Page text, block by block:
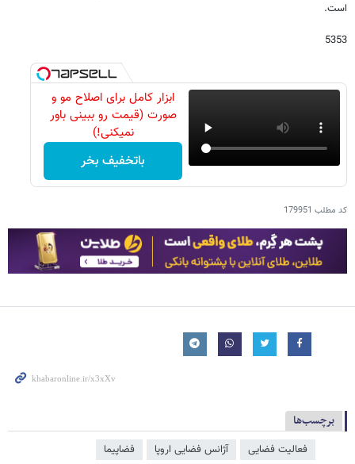
است.
5353
ابزار کامل برای اصلاح مو و
صورت (قیمت رو ببینی باور
نمیکنی!)
باتخفیف بخر
کد مطلب 179951
برچسب‌ها
فعالیت فضایی آژانس فضایی اروپا فضاپیما